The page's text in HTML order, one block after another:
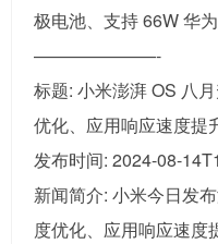
极电池、支持 66W 华
———————-
标题: 小米澎湃 OS 八
优化、应用响应速度提
发布时间: 2024-08-
新闻简介: 小米今日发
度优化、应用响应速度